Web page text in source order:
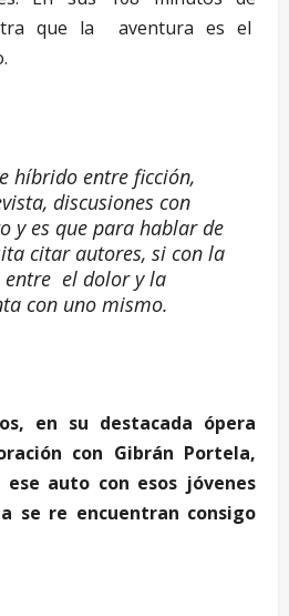
que la aventura es el
híbrido entre ficción,
discusiones con
y es que para hablar de
citar autores, si con la
entre el dolor y la
con uno mismo.
en su destacada ópera
con Gibrán Portela,
auto con esos jóvenes
se re encuentran consigo